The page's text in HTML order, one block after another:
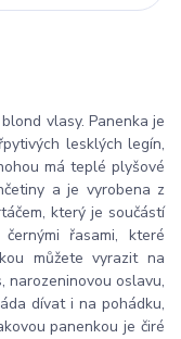
vlasy. Panenka je
lesklých legín,
má teplé plyšové
a je vyrobena z
který je součástí
řasami, které
můžete vyrazit na
narozeninovou oslavu,
dívat i na pohádku,
panenkou je čiré